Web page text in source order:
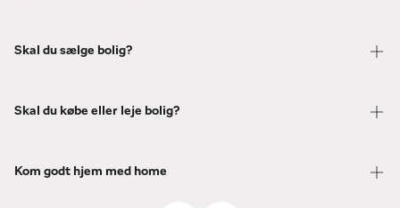
Skal du sælge bolig?
Skal du købe eller leje bolig?
Kom godt hjem med home